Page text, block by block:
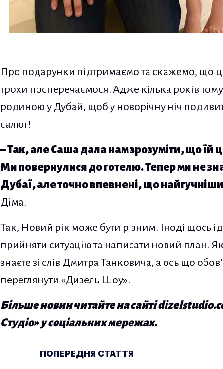
Про подарунки підтримаємо та скажемо, що
трохи посперечаємося. Адже кілька років
родиною у Дубай, щоб у новорічну ніч
салют!
– Так, але Саша дала нам зрозуміти, що їй
Ми повернулися до готелю. Тепер ми не
Дубаї, але точно впевнені, що
Діма.
Так, Новий рік може бути різним. Іноді щось
прийняти ситуацію та написати новий план.
знаєте зі слів Дмитра Танковича, а ось що
переглянути «Дизель Шоу».
Більше новин читайте на сайті
Студіо» у соціальних мережах.
Навігація по публікаціям
ПОПЕРЕДНЯ СТАТТЯ